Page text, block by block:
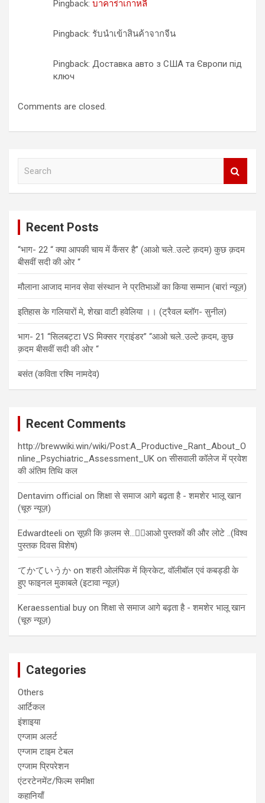
Pingback: บาคาร่าเกาหลี
Pingback: รับนำเข้าสินค้าจากจีน
Pingback: Доставка авто з США та Європи під
ключ
Comments are closed.
Recent Posts
“भाग- 22 “ क्या आपकी चाय में कैंसर है” (आओ चले..उल्टे क़दम) कुछ क़दम
बीसवीं सदी की ओर “
मौलाना आजाद मानव सेवा संस्थान ने प्रतिभाओं का किया सम्मान (बारां न्यूज़)
इतिहास के गलियारों मे, शेखा वाटी हवेलिया ।। (ट्रैवल ब्लॉग- सुनील)
भाग- 21 “सिलबट्टा VS मिक्सर ग्राइंडर” “आओ चले..उल्टे क़दम, कुछ
क़दम बीसवीं सदी की ओर “
बसंत (कविता रश्मि नामदेव)
Recent Comments
http://brewwiki.win/wiki/Post:A_Productive_Rant_About_O
nline_Psychiatric_Assessment_UK onसीसवाली कॉलेज में प्रवेश
की अंतिम तिथि कल
Dentavim official onशिक्षा से समाज आगे बढ़ता है - शमशेर भालू खान
(चूरु न्यूज़)
Edwardteeli onसूफ़ी कि क़लम से…✍🏻आओ पुस्तकों की और लोटे ..(विश्व
पुस्तक दिवस विशेष)
てかていうか onशहरी ओलंपिक में क्रिकेट, वॉलीबॉल एवं कबड्डी के
हुए फाइनल मुकाबले (इटावा न्यूज़)
Keraessential buy onशिक्षा से समाज आगे बढ़ता है - शमशेर भालू खान
(चूरु न्यूज़)
Categories
Others
आर्टिकल
इंशाइया
एग्जाम अलर्ट
एग्जाम टाइम टेबल
एग्जाम प्रिपरेशन
एंटरटेनमेंट/फिल्म समीक्षा
कहानियाँ